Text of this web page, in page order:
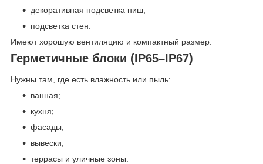
декоративная подсветка ниш;
подсветка стен.
Имеют хорошую вентиляцию и компактный размер.
Герметичные блоки (IP65–IP67)
Нужны там, где есть влажность или пыль:
ванная;
кухня;
фасады;
вывески;
террасы и уличные зоны.